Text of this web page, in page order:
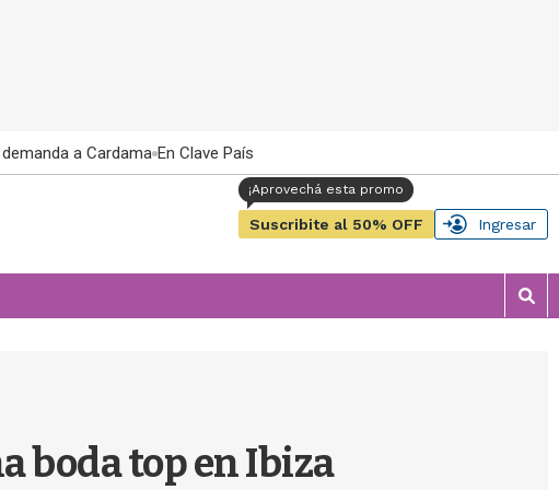
a Cardama En Clave País
Suscribite al 50% OFF Ingresar
M
o
boda top en Ibiza